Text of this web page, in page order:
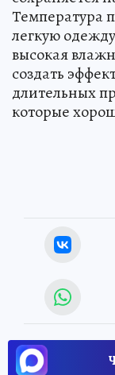
Температура
легкую
высокая
создать
длительных
которые